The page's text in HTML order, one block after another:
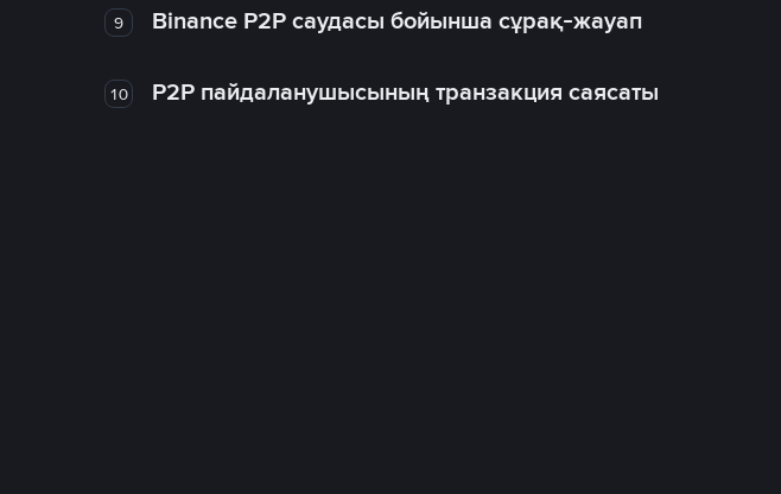
9 Binance P2P саудасы бойынша сұрақ-жауап
10 P2P пайдаланушысының транзакция саясаты